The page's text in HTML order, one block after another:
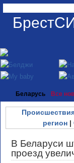
Беларусь Все
регион |
В Беларуси
проезд